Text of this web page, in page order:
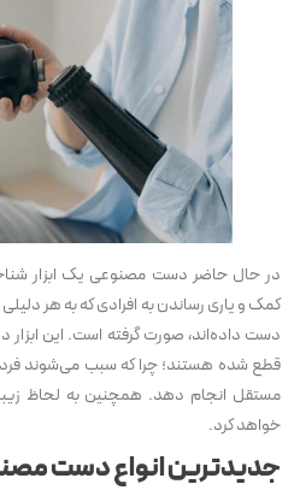
در حال حاضر دست مصنوعی یک ابزار
کمک و یاری رساندن به افرادی که به هر
دست داده‌اند، صورت گرفته است. این ابزار
قطع شده هستند؛ چرا که سبب می‌شوند فرد
مستقل انجام دهد. همچنین به لحاظ
خواهد کرد.
جدیدترین انواع دست